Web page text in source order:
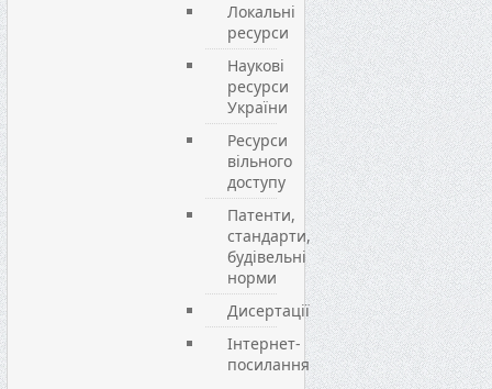
Локальні
ресурси
Наукові
ресурси
України
Ресурси
вільного
доступу
Патенти,
стандарти,
будівельні
норми
Дисертації
Інтернет-
посилання